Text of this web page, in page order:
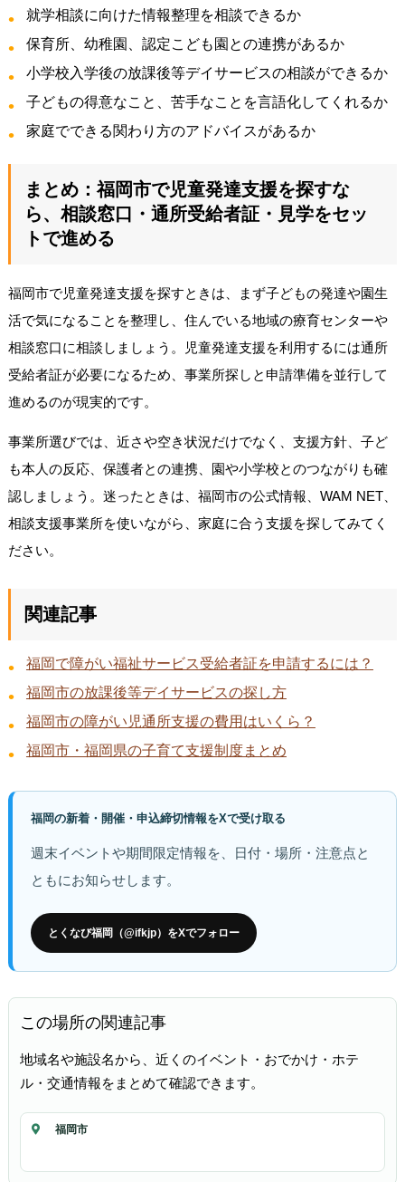
就学相談に向けた情報整理を相談できるか
保育所、幼稚園、認定こども園との連携があるか
小学校入学後の放課後等デイサービスの相談ができるか
子どもの得意なこと、苦手なことを言語化してくれるか
家庭でできる関わり方のアドバイスがあるか
まとめ：福岡市で児童発達支援を探すな
ら、相談窓口・通所受給者証・見学をセッ
トで進める
福岡市で児童発達支援を探すときは、まず子どもの発達や園生
活で気になることを整理し、住んでいる地域の療育センターや
相談窓口に相談しましょう。児童発達支援を利用するには通所
受給者証が必要になるため、事業所探しと申請準備を並行して
進めるのが現実的です。
事業所選びでは、近さや空き状況だけでなく、支援方針、子ど
も本人の反応、保護者との連携、園や小学校とのつながりも確
認しましょう。迷ったときは、福岡市の公式情報、WAM NET、
相談支援事業所を使いながら、家庭に合う支援を探してみてく
ださい。
関連記事
福岡で障がい福祉サービス受給者証を申請するには？
福岡市の放課後等デイサービスの探し方
福岡市の障がい児通所支援の費用はいくら？
福岡市・福岡県の子育て支援制度まとめ
福岡の新着・開催・申込締切情報をXで受け取る
週末イベントや期間限定情報を、日付・場所・注意点と
ともにお知らせします。
とくなび福岡（@ifkjp）をXでフォロー
この場所の関連記事
地域名や施設名から、近くのイベント・おでかけ・ホテ
ル・交通情報をまとめて確認できます。
福岡市